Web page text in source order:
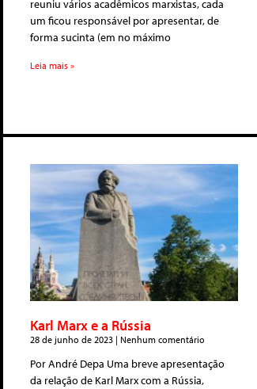
reuniu vários acadêmicos marxistas, cada
um ficou responsável por apresentar, de
forma sucinta (em no máximo
Leia mais »
Karl Marx e a Rússia
28 de junho de 2023 Nenhum comentário
Por André Depa Uma breve apresentação
da relação de Karl Marx com a Rússia,